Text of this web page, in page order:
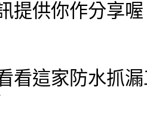
提供你作分享喔
看這家防水抓漏